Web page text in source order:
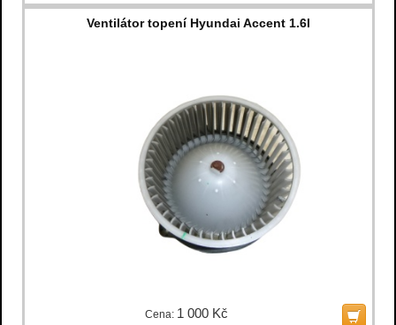
Ventilátor topení Hyundai Accent 1.6l
Cena: 1 000 Kč